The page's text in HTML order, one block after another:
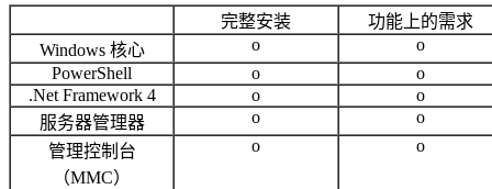
完整安装
功能上的需求
Windows 核心
o
o
PowerShell
o
o
.Net Framework 4
o
o
服务器管理器
o
o
管理控制台
（MMC）
o o